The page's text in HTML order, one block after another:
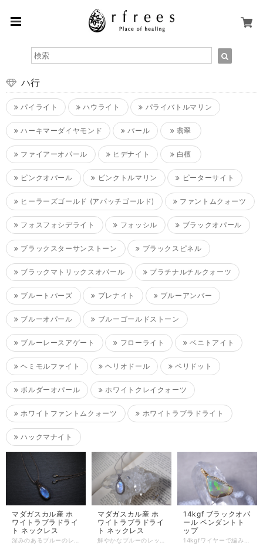
ハ行
パイライト ハウライト パライバトルマリン
ハーキマーダイヤモンド パール 翡翠
ファイアーオパール ヒデナイト 白檀
ピンクオパール ピンクトルマリン ピーターサイト
ヒーラーズゴールド (アパッチゴールド) ファントムクォーツ
フォスフォシデライト フォッシル ブラックオパール
ブラックスターサンストーン ブラックスピネル
ブラックマトリックスオパール プラチナルチルクォーツ
ブルートパーズ プレナイト ブルーアンバー
ブルーオパール ブルーゴールドストーン
ブルーレースアゲート フローライト ベニトアイト
ヘミモルファイト ヘリオドール ペリドット
ボルダーオパール ホワイトクレイクォーツ
ホワイトファントムクォーツ ホワイトラブラドライト
ハックマナイト
マダガスカル産 ホ
ワイトラブラドライ
ト ネックレス
マダガスカル産 ホ
ワイトラブラドライ
ト ネックレス
14kgf ブラックオパ
ール ペンダントト
ップ